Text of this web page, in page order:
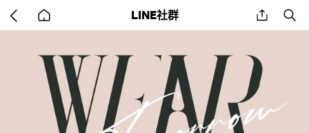
back
to
LINE社群 share